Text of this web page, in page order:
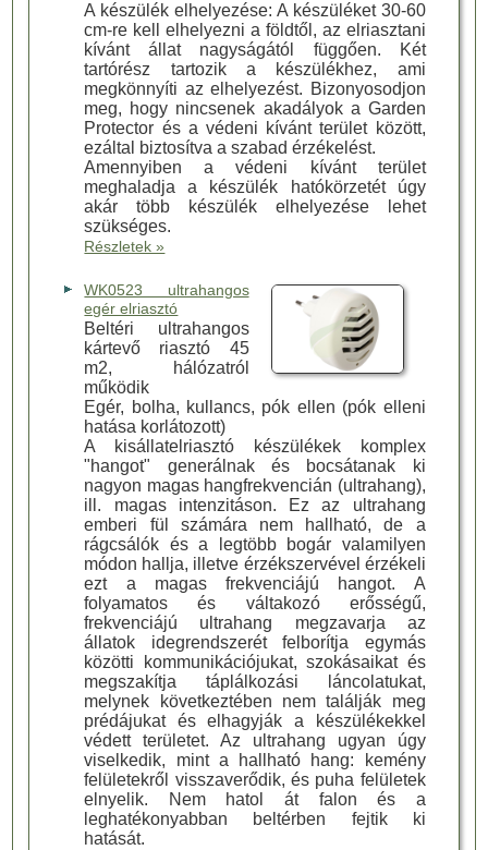
A készülék elhelyezése: A készüléket 30-60
cm-re kell elhelyezni a földtől, az elriasztani
kívánt állat nagyságától függően. Két
tartórész tartozik a készülékhez, ami
megkönnyíti az elhelyezést. Bizonyosodjon
meg, hogy nincsenek akadályok a Garden
Protector és a védeni kívánt terület között,
ezáltal biztosítva a szabad érzékelést.
Amennyiben a védeni kívánt terület
meghaladja a készülék hatókörzetét úgy
akár több készülék elhelyezése lehet
szükséges.
Részletek »
WK0523 ultrahangos
egér elriasztó
Beltéri ultrahangos
kártevő riasztó 45
m2, hálózatról
működik
Egér, bolha, kullancs, pók ellen (pók elleni
hatása korlátozott)
A kisállatelriasztó készülékek komplex
"hangot" generálnak és bocsátanak ki
nagyon magas hangfrekvencián (ultrahang),
ill. magas intenzitáson. Ez az ultrahang
emberi fül számára nem hallható, de a
rágcsálók és a legtöbb bogár valamilyen
módon hallja, illetve érzékszervével érzékeli
ezt a magas frekvenciájú hangot. A
folyamatos és váltakozó erősségű,
frekvenciájú ultrahang megzavarja az
állatok idegrendszerét felborítja egymás
közötti kommunikációjukat, szokásaikat és
megszakítja táplálkozási láncolatukat,
melynek következtében nem találják meg
prédájukat és elhagyják a készülékekkel
védett területet. Az ultrahang ugyan úgy
viselkedik, mint a hallható hang: kemény
felületekről visszaverődik, és puha felületek
elnyelik. Nem hatol át falon és a
leghatékonyabban beltérben fejtik ki
hatását.